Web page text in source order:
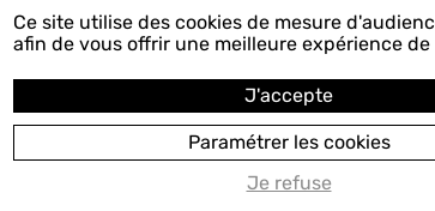
Ce site utilise des cookies de mesure
afin de vous offrir une meilleure expérience
J'accepte
Paramétrer les cookies
Je refuse